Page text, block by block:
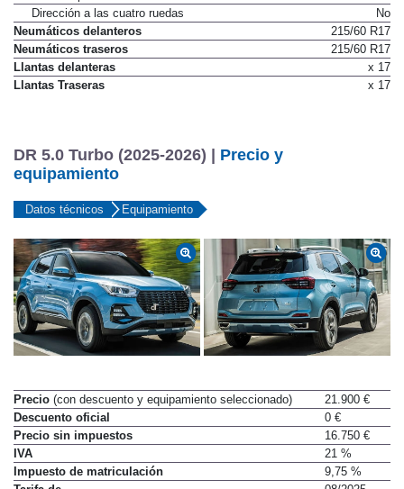
Desmultiplicación no lineal
No
Dirección a las cuatro ruedas
No
Neumáticos delanteros
215/60 R17
Neumáticos traseros
215/60 R17
Llantas delanteras
x 17
DR 5.0 Turbo (2025-2026) |
Precio y
equipamiento
Precio(con descuento y equipamiento seleccionado)
21.900 €
Descuento oficial
0 €
Precio sin impuestos
16.750 €
IVA
21 %
Impuesto de matriculación
9,75 %